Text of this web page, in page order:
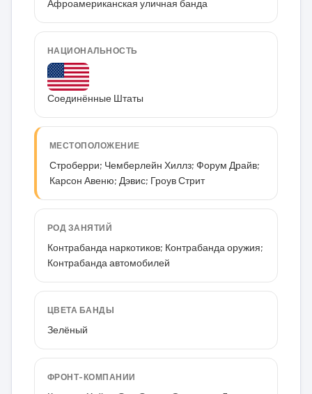
Афроамериканская уличная банда
НАЦИОНАЛЬНОСТЬ
Соединённые Штаты
МЕСТОПОЛОЖЕНИЕ
Строберри; Чемберлейн Хиллз; Форум Драйв;
Карсон Авеню; Дэвис; Гроув Стрит
РОД ЗАНЯТИЙ
Контрабанда наркотиков; Контрабанда оружия;
Контрабанда автомобилей
ЦВЕТА БАНДЫ
Зелёный
ФРОНТ-КОМПАНИИ